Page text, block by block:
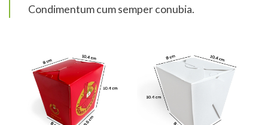
Condimentum cum semper conubia.